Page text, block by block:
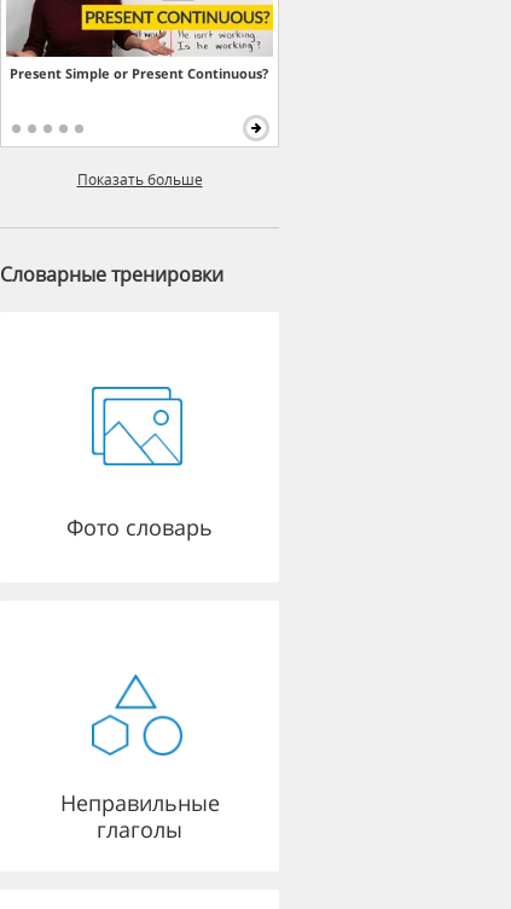
Present Simple or Present Continuous?
Показать больше
Словарные тренировки
Фото словарь
Неправильные
глаголы